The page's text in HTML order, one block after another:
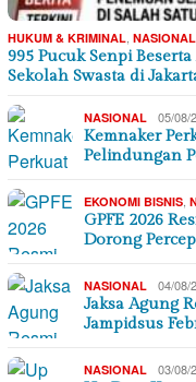
HUKUM & KRIMINAL NASIONAL
995 Pucuk Senpi
Sekolah Swasta di
NASIONAL 05/08/
Kemnaker
Pelindungan
EKONOMI BISNIS
GPFE 2026
Dorong
NASIONAL 04/08/
Jaksa Agung
Jampidsus
NASIONAL 03/08/